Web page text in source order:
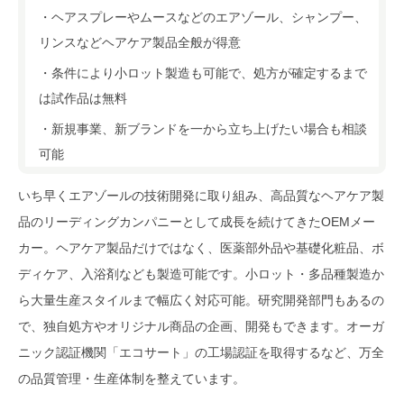
・ヘアスプレーやムースなどのエアゾール、シャンプー、
リンスなどヘアケア製品全般が得意
・条件により小ロット製造も可能で、処方が確定するまで
は試作品は無料
・新規事業、新ブランドを一から立ち上げたい場合も相談
可能
いち早くエアゾールの技術開発に取り組み、高品質なヘアケア製
品のリーディングカンパニーとして成長を続けてきたOEMメー
カー。ヘアケア製品だけではなく、医薬部外品や基礎化粧品、ボ
ディケア、入浴剤なども製造可能です。小ロット・多品種製造か
ら大量生産スタイルまで幅広く対応可能。研究開発部門もあるの
で、独自処方やオリジナル商品の企画、開発もできます。オーガ
ニック認証機関「エコサート」の工場認証を取得するなど、万全
の品質管理・生産体制を整えています。